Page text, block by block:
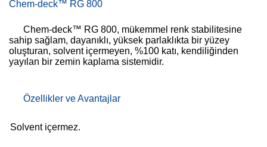
Chem-deck™ RG 800
Chem-deck™ RG 800, mükemmel renk stabilitesine
sahip sağlam, dayanıklı, yüksek parlaklıkta bir yüzey
oluşturan, solvent içermeyen, %100 katı, kendiliğinden
yayılan bir zemin kaplama sistemidir.
Özellikler ve Avantajlar
Solvent içermez.